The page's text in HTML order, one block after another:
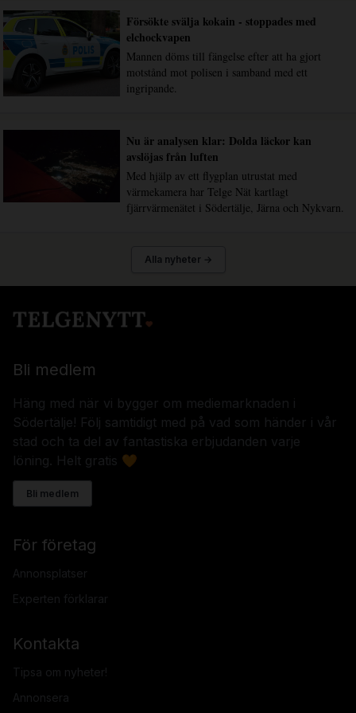
Försökte svälja kokain - stoppades med
elchockvapen
Mannen döms till fängelse efter att ha gjort
motstånd mot polisen i samband med ett
ingripande.
Nu är analysen klar: Dolda läckor kan
avslöjas från luften
Med hjälp av ett flygplan utrustat med
värmekamera har Telge Nät kartlagt
fjärrvärmenätet i Södertälje, Järna och Nykvarn.
Alla nyheter →
Bli medlem
Häng med när vi bygger om mediemarknaden i
Södertälje! Följ samtidigt med på vad som händer i vår
stad och ta del av fantastiska erbjudanden varje
löning. Helt gratis 🧡
Bli medlem
För företag
Annonsplatser
Experten förklarar
Kontakta
Tipsa om nyheter!
Annonsera